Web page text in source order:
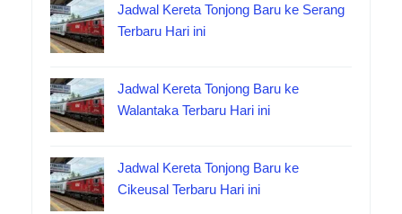
Jadwal Kereta Tonjong Baru ke Serang
Terbaru Hari ini
Jadwal Kereta Tonjong Baru ke
Walantaka Terbaru Hari ini
Jadwal Kereta Tonjong Baru ke
Cikeusal Terbaru Hari ini